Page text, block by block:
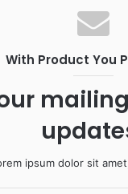
With Product You
ipsum dolor sit